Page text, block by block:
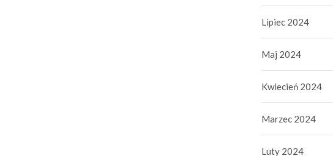
Lipiec 2024
Maj 2024
Kwiecień 2024
Marzec 2024
Luty 2024